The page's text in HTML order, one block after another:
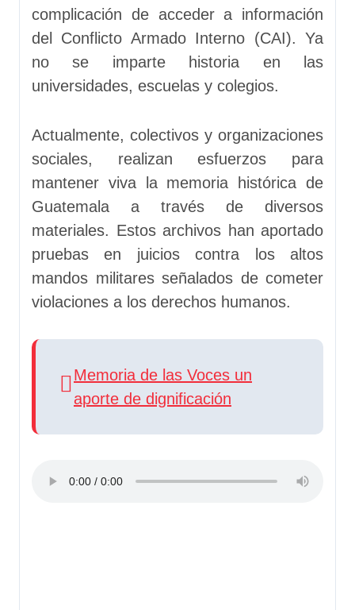
complicación de acceder a información
del Conflicto Armado Interno (CAI). Ya
no se imparte historia en las
universidades, escuelas y colegios.
Actualmente, colectivos y organizaciones
sociales, realizan esfuerzos para
mantener viva la memoria histórica de
Guatemala a través de diversos
materiales. Estos archivos han aportado
pruebas en juicios contra los altos
mandos militares señalados de cometer
violaciones a los derechos humanos.
Memoria de las Voces un
aporte de dignificación